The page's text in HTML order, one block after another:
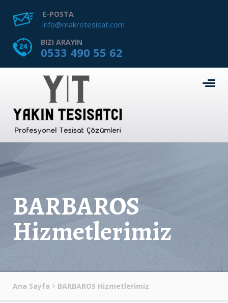
E-POSTA
info@makrotesisat.com
BIZI ARAYIN
0533 490 55 62
BARBAROS
Hizmetlerimiz
Ana Sayfa BARBAROS Hizmetlerimiz